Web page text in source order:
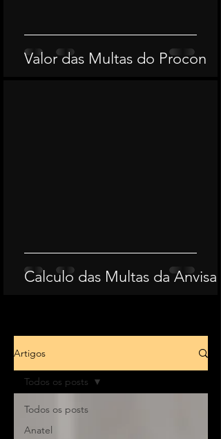
Valor das Multas do Procon
Calculo das Multas da Anvisa
Artigos
Todos os posts
Anatel
Todos os posts